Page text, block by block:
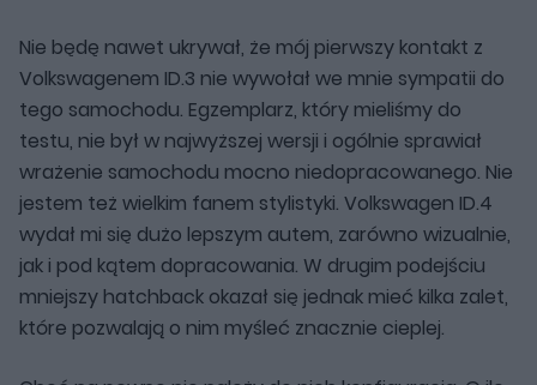
Nie będę nawet ukrywał, że mój pierwszy kontakt z
Volkswagenem ID.3 nie wywołał we mnie sympatii do
tego samochodu. Egzemplarz, który mieliśmy do
testu, nie był w najwyższej wersji i ogólnie sprawiał
wrażenie samochodu mocno niedopracowanego. Nie
jestem też wielkim fanem stylistyki. Volkswagen ID.4
wydał mi się dużo lepszym autem, zarówno wizualnie,
jak i pod kątem dopracowania. W drugim podejściu
mniejszy hatchback okazał się jednak mieć kilka zalet,
które pozwalają o nim myśleć znacznie cieplej.